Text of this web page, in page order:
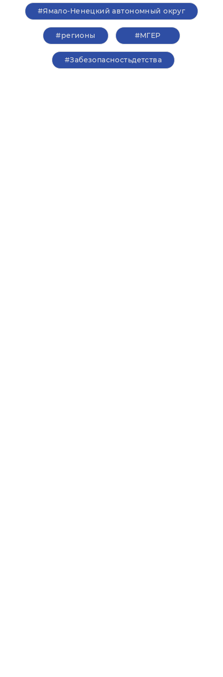
#Ямало-Ненецкий автономный округ
#регионы #‎МГЕР‬
#Забезопасностьдетства